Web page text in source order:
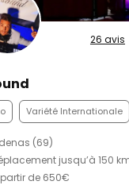
26 avis
Variété Internationale
(69)
jusqu’à 150
partir de 650€